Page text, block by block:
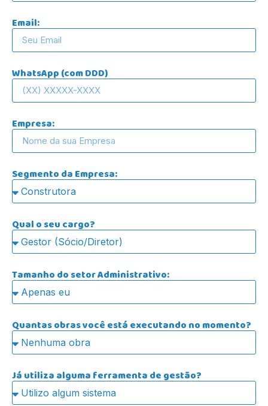
Email:
WhatsApp (com DDD)
Empresa:
Segmento da Empresa:
Qual o seu cargo?
Tamanho do setor Administrativo:
Quantas obras você está executando no momento?
Já utiliza alguma ferramenta de gestão?